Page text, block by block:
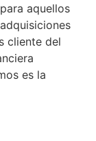
aquellos
cliente del
es la